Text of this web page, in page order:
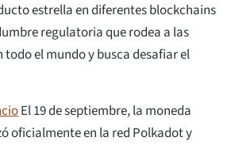
estrella en diferentes blockchains
regulatoria que rodea a las
todo el mundo y busca desafiar el
El 19 de septiembre, la moneda
oficialmente en la red Polkadot y